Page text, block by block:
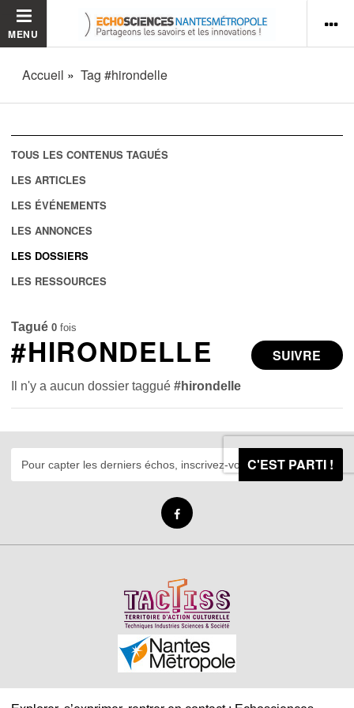
MENU
Accueil Tag #hirondelle
TOUS LES CONTENUS TAGUÉS
LES ARTICLES
LES ÉVÉNEMENTS
LES ANNONCES
LES DOSSIERS
LES RESSOURCES
Tagué 0 fois
SUIVRE
#HIRONDELLE
Il n'y a aucun dossier taggué#hirondelle
C'EST PARTI !